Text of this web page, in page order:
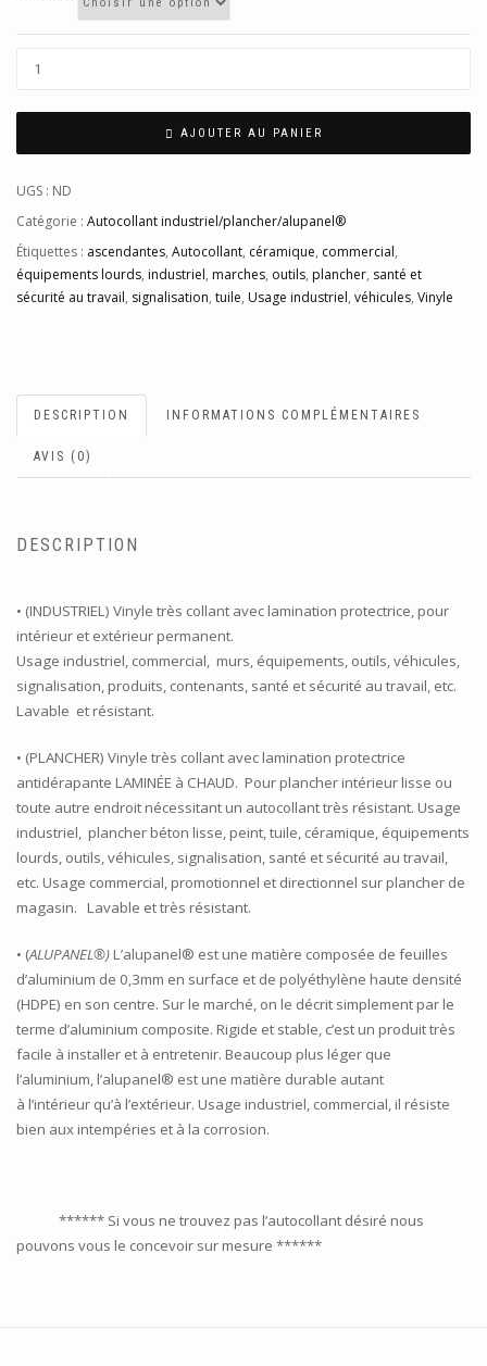
AJOUTER AU PANIER
UGS : ND
Catégorie : Autocollant industriel/plancher/alupanel®
Étiquettes : ascendantes, Autocollant, céramique, commercial,
équipements lourds, industriel, marches, outils, plancher, santé et
sécurité au travail, signalisation, tuile, Usage industriel, véhicules, Vinyle
DESCRIPTION INFORMATIONS COMPLÉMENTAIRES
AVIS (0)
DESCRIPTION
• (INDUSTRIEL) Vinyle très collant avec lamination protectrice, pour
intérieur et extérieur permanent.
Usage industriel, commercial, murs, équipements, outils, véhicules,
signalisation, produits, contenants, santé et sécurité au travail, etc.
Lavable et résistant.
• (PLANCHER) Vinyle très collant avec lamination protectrice
antidérapante LAMINÉE à CHAUD. Pour plancher intérieur lisse ou
toute autre endroit nécessitant un autocollant très résistant. Usage
industriel, plancher béton lisse, peint, tuile, céramique, équipements
lourds, outils, véhicules, signalisation, santé et sécurité au travail,
etc. Usage commercial, promotionnel et directionnel sur plancher de
magasin. Lavable et très résistant.
• (ALUPANEL®)L’alupanel® est une matière composée de feuilles
d’aluminium de 0,3mm en surface et de polyéthylène haute densité
(HDPE) en son centre. Sur le marché, on le décrit simplement par le
terme d’aluminium composite. Rigide et stable, c’est un produit très
facile à installer et à entretenir. Beaucoup plus léger que
l’aluminium, l’alupanel® est une matière durable autant
à l’intérieur qu’à l’extérieur. Usage industriel, commercial, il résiste
bien aux intempéries et à la corrosion.
****** Si vous ne trouvez pas l’autocollant désiré nous
pouvons vous le concevoir sur mesure ******